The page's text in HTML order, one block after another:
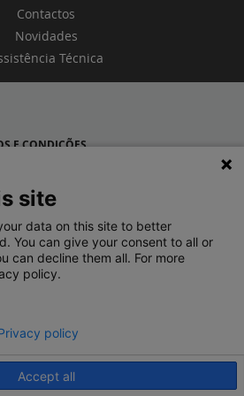
Contactos
Novidades
Técnica
E CONDIÇÕES
PORTUGAL
NO MUNDO
Todos os direitos reservados.
site
data on this site to better
You can give your consent to all or
can decline them all. For more
policy.
Accept all
policy